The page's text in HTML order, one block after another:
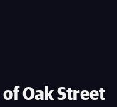
of Oak Street